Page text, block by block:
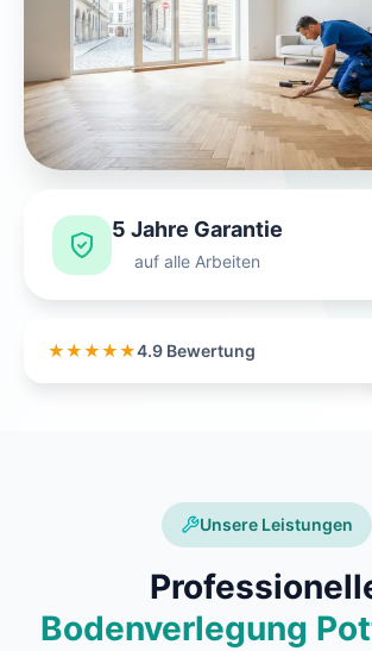
5 Jahre Garantie
auf alle Arbeiten
★★★★★4.9 Bewertung
Unsere Leistungen
Bodenverlegung